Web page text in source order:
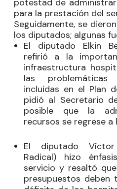
potestad de
para la prestación del
Seguidamente, se
los diputados; algunas
El diputado Elkin
refirió a la
infraestructura
las problemáticas
incluidas en el Plan
pidió al Secretario
posible que la
recursos se regrese a
El diputado Víctor
Radical) hizo
servicio y resaltó
presupuestos deben